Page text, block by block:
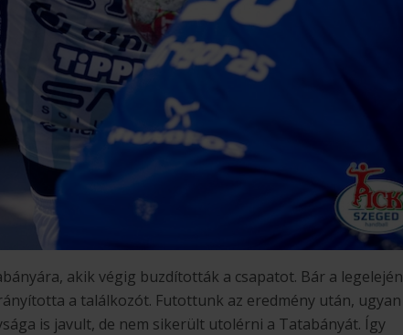
akik végig buzdították a csapatot. Bár a legelején
a találkozót. Futottunk az eredmény után, ugyan
is javult, de nem sikerült utolérni a Tatabányát. Így